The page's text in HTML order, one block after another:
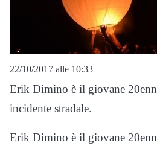
22/10/2017 alle 10:33
Erik Dimino è il giovane
incidente stradale.
Erik Dimino è il giovane